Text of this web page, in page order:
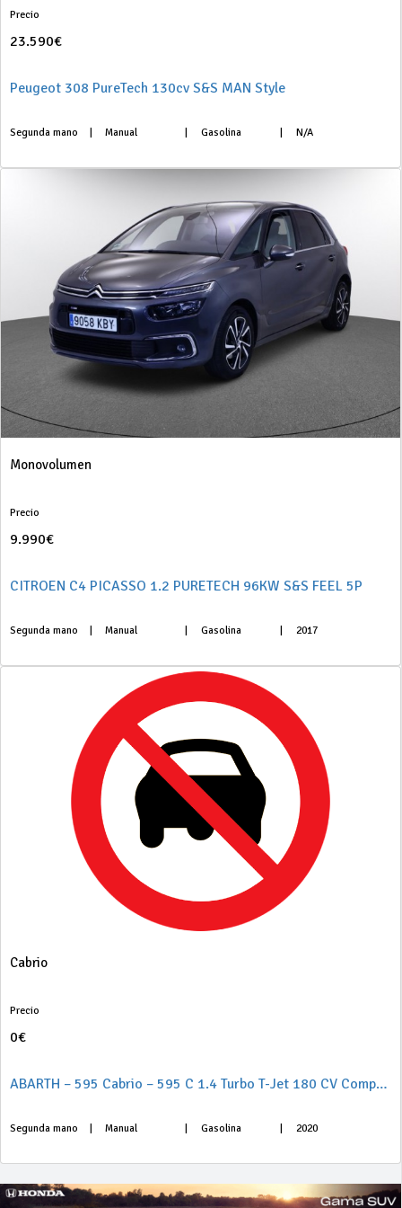
Precio
23.590€
Peugeot 308 PureTech 130cv S&S MAN Style
Segunda mano Manual Gasolina N/A
Monovolumen
Precio
9.990€
CITROEN C4 PICASSO 1.2 PURETECH 96KW S&S FEEL 5P
Segunda mano Manual Gasolina 2017
Cabrio
Precio
0€
ABARTH – 595 Cabrio – 595 C 1.4 Turbo T-Jet 180 CV Compet.
Segunda mano Manual Gasolina 2020